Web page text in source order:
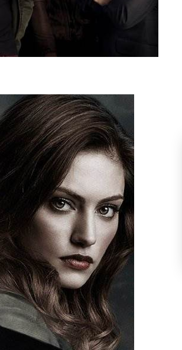
/// НОВОСТИ (СМИ) /// СВЕЖИЕ